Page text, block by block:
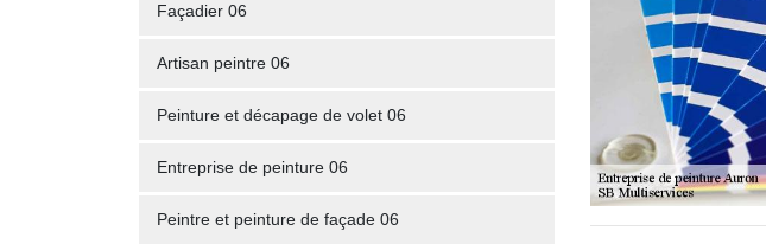
Façadier 06
Artisan peintre 06
Peinture et décapage de volet 06
Entreprise de peinture 06
Peintre et peinture de façade 06